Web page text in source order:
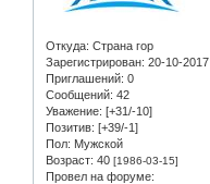
Откуда: Страна гор
Зарегистрирован: 20-10-2017
Приглашений: 0
Сообщений: 42
Уважение: [+31/-10]
Позитив: [+39/-1]
Пол: Мужской
Возраст: 40 [1986-03-15]
Провел на форуме: